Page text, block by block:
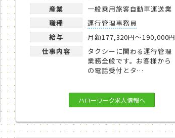
産業
一般乗用旅客自動車運送業
職種
運行管理事務員
給与
月額177,320円～190,000円
仕事内容
タクシーに関わる運行管理
業務全般です。お客様から
の電話受付とタ…
ハローワーク求人情報へ